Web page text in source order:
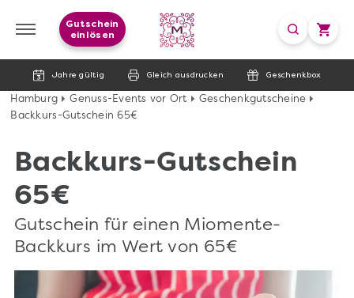
Jahre gültig Gleich ausdrucken Geschenkbox
Gutschein
einlösen
Hamburg Genuss-Events vor Ort
Geschenkgutscheine
Backkurs-Gutschein 65€
Backkurs-Gutschein
65€
Gutschein für einen Miomente-
Backkurs im Wert von 65€